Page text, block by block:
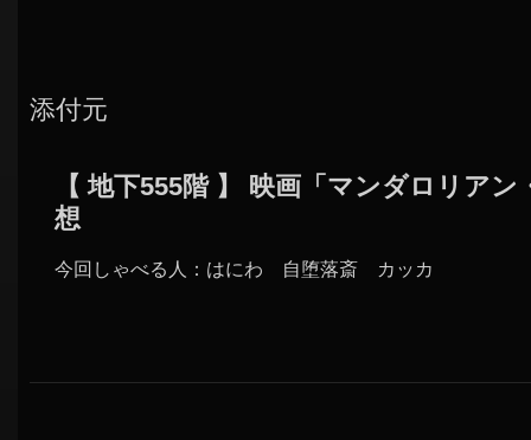
添付元
【 地下555階 】 映画「マンダロリア
想
今回しゃべる人：はにわ 自堕落斎 カッカ